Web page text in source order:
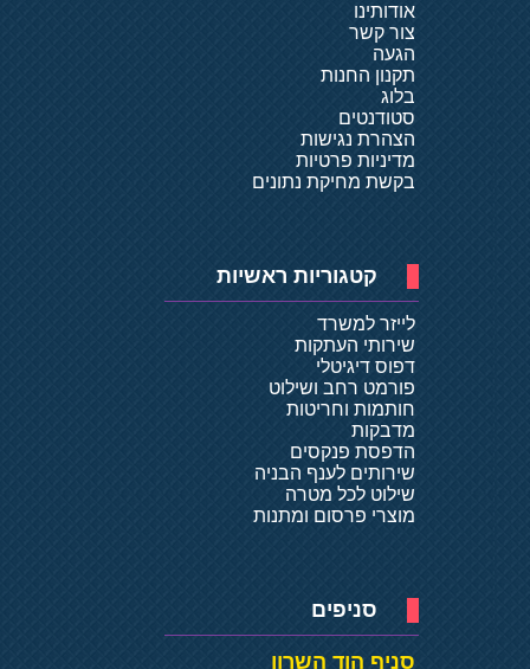
אודותינו
צור קשר
הגעה
תקנון החנות
בלוג
סטודנטים
הצהרת נגישות
מדיניות פרטיות
בקשת מחיקת נתונים
קטגוריות ראשיות
לייזר למשרד
שירותי העתקות
דפוס דיגיטלי
פורמט רחב ושילוט
חותמות וחריטות
מדבקות
הדפסת פנקסים
שירותים לענף הבניה
שילוט לכל מטרה
מוצרי פרסום ומתנות
סניפים
סניף הוד השרון